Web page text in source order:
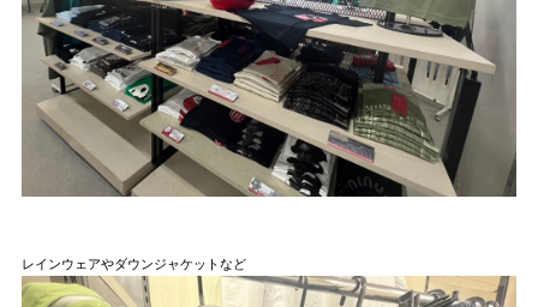
レインウェアやダウンジャケットなど